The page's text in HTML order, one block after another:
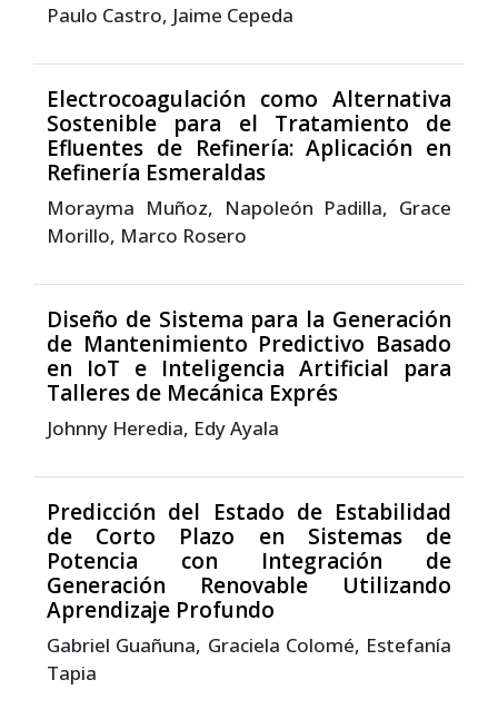
Paulo Castro, Jaime Cepeda
Electrocoagulación como Alternativa
Sostenible para el Tratamiento de
Efluentes de Refinería: Aplicación en
Refinería Esmeraldas
Morayma Muñoz, Napoleón Padilla, Grace
Morillo, Marco Rosero
Diseño de Sistema para la Generación
de Mantenimiento Predictivo Basado
en IoT e Inteligencia Artificial para
Talleres de Mecánica Exprés
Johnny Heredia, Edy Ayala
Predicción del Estado de Estabilidad
de Corto Plazo en Sistemas de
Potencia con Integración de
Generación Renovable Utilizando
Aprendizaje Profundo
Gabriel Guañuna, Graciela Colomé, Estefanía
Tapia